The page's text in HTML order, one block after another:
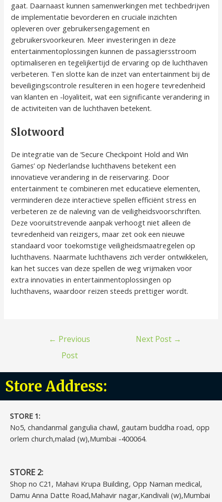
gaat. Daarnaast kunnen samenwerkingen met techbedrijven
de implementatie bevorderen en cruciale inzichten
opleveren over gebruikersengagement en
gebruikersvoorkeuren. Meer investeringen in deze
entertainmentoplossingen kunnen de passagiersstroom
optimaliseren en tegelijkertijd de ervaring op de luchthaven
verbeteren. Ten slotte kan de inzet van entertainment bij de
beveiligingscontrole resulteren in een hogere tevredenheid
van klanten en -loyaliteit, wat een significante verandering in
de activiteiten van de luchthaven betekent.
Slotwoord
De integratie van de ‘Secure Checkpoint Hold and Win
Games’ op Nederlandse luchthavens betekent een
innovatieve verandering in de reiservaring. Door
entertainment te combineren met educatieve elementen,
verminderen deze interactieve spellen efficiënt stress en
verbeteren ze de naleving van de veiligheidsvoorschriften.
Deze vooruitstrevende aanpak verhoogt niet alleen de
tevredenheid van reizigers, maar zet ook een nieuwe
standaard voor toekomstige veiligheidsmaatregelen op
luchthavens. Naarmate luchthavens zich verder ontwikkelen,
kan het succes van deze spellen de weg vrijmaken voor
extra innovaties in entertainmentoplossingen op
luchthavens, waardoor reizen steeds prettiger wordt.
← Previous
Post
Next Post →
Store Address:
STORE 1:​
No5, chandanmal gangulia chawl, gautam buddha road, opp
orlem church,malad (w),Mumbai -400064.
STORE 2:
Shop no C21, Mahavi Krupa Building, Opp Naman medical,
Damu Anna Datte Road,Mahavir nagar,Kandivali (w),Mumbai